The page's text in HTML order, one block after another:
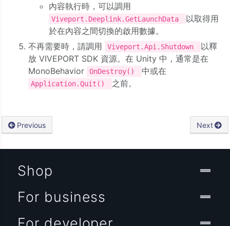
內容執行時，可以調用
Viveport.Deeplink.GetLaunchData
以取得用
於在內容之間切換的啟用數據。
不再需要時，請調用
Viveport.Api.Shutdown
以釋
放 VIVEPORT SDK 資源。在 Unity 中，通常是在
MonoBehavior
OnDestroy() 中或在
Application.Quit() 之前。
Previous Next
Shop
For business